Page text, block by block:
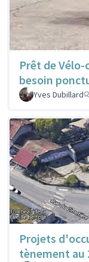
Prêt de
besoin
Yves Dubillard
Projets
tènement au